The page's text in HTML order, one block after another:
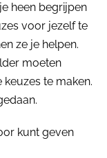
heen begrijpen
voor jezelf te
ze je helpen.
moeten
te maken.
kunt geven